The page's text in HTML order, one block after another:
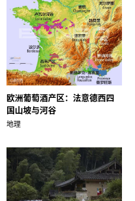
欧洲葡萄酒产区：法意德西四
国山坡与河谷
地理